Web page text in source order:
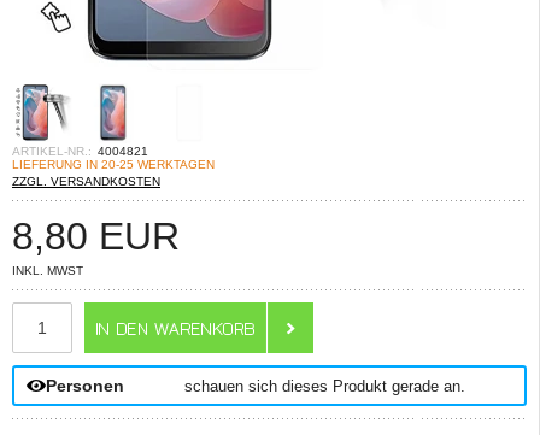
ARTIKEL-NR.: 4004821
LIEFERUNG IN 20-25 WERKTAGEN
ZZGL. VERSANDKOSTEN
8,80 EUR
INKL. MWST
Personen schauen sich dieses Produkt gerade an.